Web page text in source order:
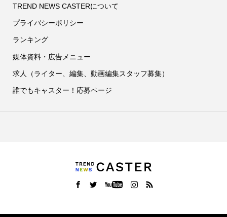
TREND NEWS CASTERについて
プライバシーポリシー
ランキング
媒体資料・広告メニュー
求人（ライター、編集、動画編集スタッフ募集）
誰でもキャスター！応募ページ